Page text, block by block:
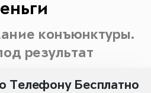
конъюнктуры.
результат
Телефону Бесплатно